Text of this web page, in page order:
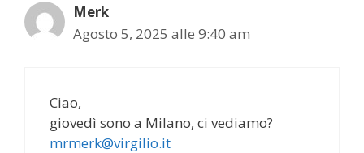
Merk
Agosto 5, 2025 alle 9:40 am
Ciao,
giovedì sono a Milano, ci vediamo?
mrmerk@virgilio.it